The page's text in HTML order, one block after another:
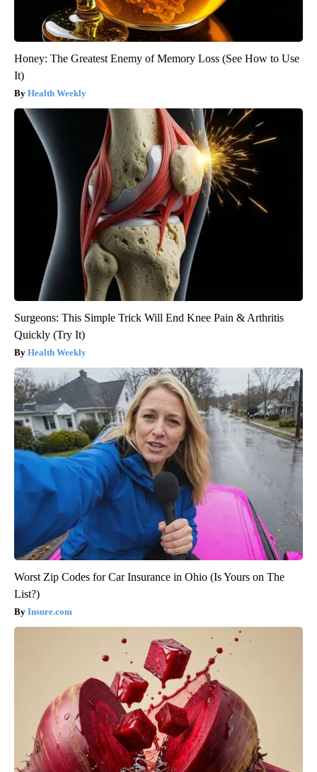
Honey: The Greatest Enemy of Memory Loss (See How to Use
It)
Health Weekly
Surgeons: This Simple Trick Will End Knee Pain & Arthritis
Quickly (Try It)
Health Weekly
Worst Zip Codes for Car Insurance in Ohio (Is Yours on The
List?)
Insure.com